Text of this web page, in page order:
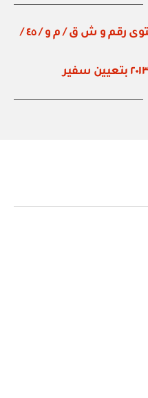
وزارة الشؤون القانونية: فتوى رقم و ش ق / م و / ٤٥ /